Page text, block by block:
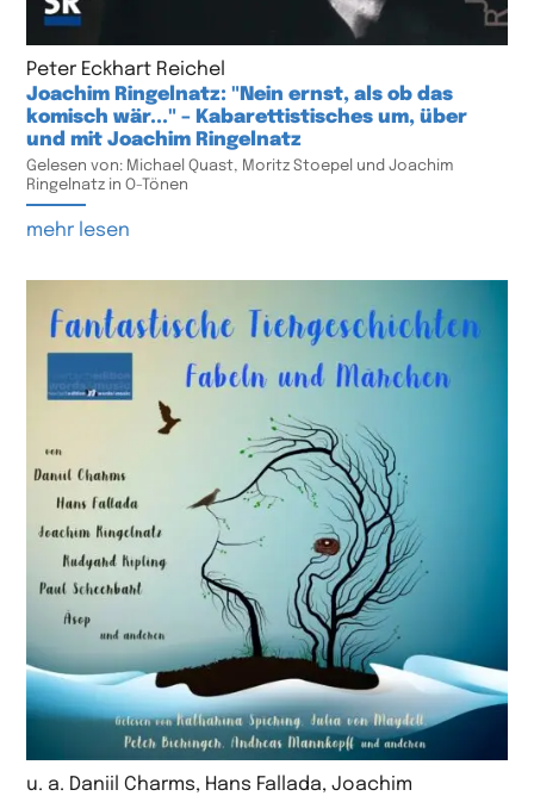
Peter Eckhart Reichel
Joachim Ringelnatz: "Nein ernst, als ob das
komisch wär..." – Kabarettistisches um, über
und mit Joachim Ringelnatz
Gelesen von: Michael Quast, Moritz Stoepel und Joachim
Ringelnatz in O-Tönen
mehr lesen
u. a. Daniil Charms, Hans Fallada, Joachim